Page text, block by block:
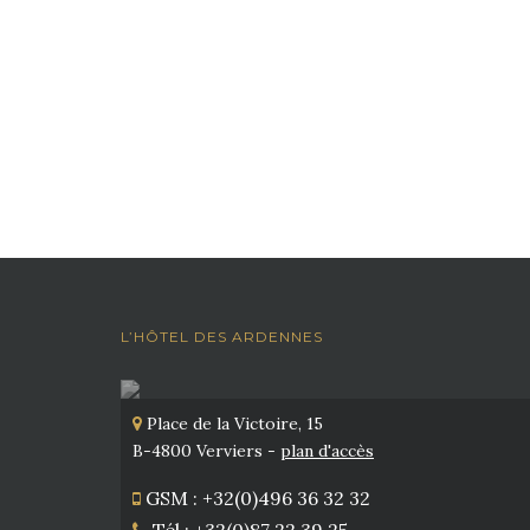
L’HÔTEL DES ARDENNES
Place de la Victoire, 15
B-4800 Verviers - plan d'accès
GSM : +32(0)496 36 32 32